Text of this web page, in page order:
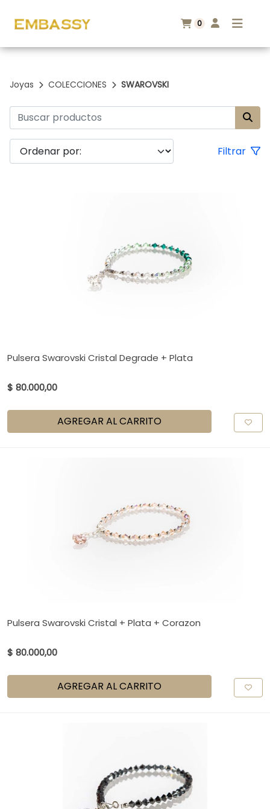
0
Joyas COLECCIONES SWAROVSKI
Filtrar
Pulsera Swarovski Cristal Degrade + Plata
$ 80.000,00
AGREGAR AL CARRITO
Pulsera Swarovski Cristal + Plata + Corazon
$ 80.000,00
AGREGAR AL CARRITO